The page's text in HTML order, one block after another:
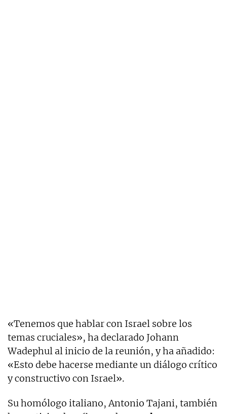
«Tenemos que hablar con Israel sobre los
temas cruciales», ha declarado Johann
Wadephul al inicio de la reunión, y ha añadido:
«Esto debe hacerse mediante un diálogo crítico
y constructivo con Israel».
Su homólogo italiano, Antonio Tajani, también